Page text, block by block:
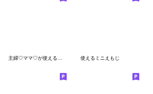
主婦♡ママ♡が使える絵文字＊pink×brown 使えるミニえもじ